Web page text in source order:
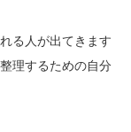
る人が出てきます
理するための自分